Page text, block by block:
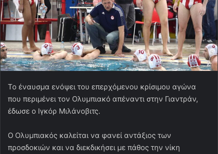
Το έναυσμα ενόψει του επερχόμενου κρίσιμου αγώνα
που περιμένει τον Ολυμπιακό απέναντι στην Γιαντράν,
έδωσε ο Ιγκόρ Μιλάνοβιτς.
Ο Ολυμπιακός καλείται να φανεί αντάξιος των
προσδοκιών και να διεκδικήσει με πάθος την νίκη